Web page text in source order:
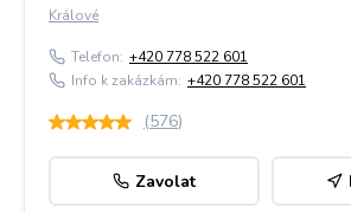
Králové
Telefon: +420 778 522 601
Info k zakázkám: +420 778 522 601
(576)
Zavolat